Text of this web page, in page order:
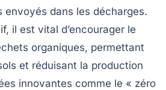
envoyés dans les décharges.
il est vital d’encourager le
organiques, permettant
et réduisant la production
innovantes comme le « zéro